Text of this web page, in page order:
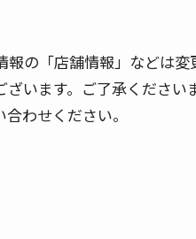
の「店舗情報」などは
います。ご了承ください
わせください。